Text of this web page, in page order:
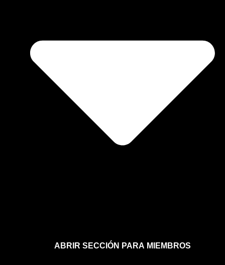
ABRIR SECCIÓN PARA MIEMBROS